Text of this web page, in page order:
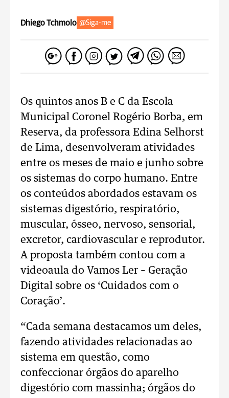
Dhiego Tchmolo @Siga-me
Os quintos anos B e C da Escola
Municipal Coronel Rogério Borba, em
Reserva, da professora Edina Selhorst
de Lima, desenvolveram atividades
entre os meses de maio e junho sobre
os sistemas do corpo humano. Entre
os conteúdos abordados estavam os
sistemas digestório, respiratório,
muscular, ósseo, nervoso, sensorial,
excretor, cardiovascular e reprodutor.
A proposta também contou com a
videoaula do Vamos Ler – Geração
Digital sobre os ‘Cuidados com o
Coração’.
“Cada semana destacamos um deles,
fazendo atividades relacionadas ao
sistema em questão, como
confeccionar órgãos do aparelho
digestório com massinha; órgãos do